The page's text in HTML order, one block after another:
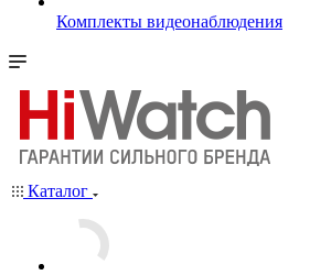
Комплекты видеонаблюдения
Каталог